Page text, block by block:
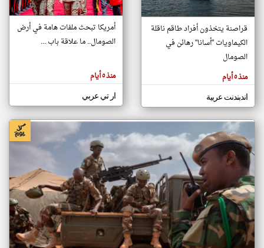
تغيير الدولة
اخبار الصومال على مدار الساعة
أهم اخبار الصومال العاجلة والمباشرة
المقالات
هنا عن
وجهة
كاتبيها.
قراصنة يتخذون أفراد طاقم ناقلة
الكيماويات "أسانا" رهائن في
الصومال
منذ ٥ أيام
اندبندنت عربية
أمريكا تبحث ملفات هامة في أرض
الصومال.. ما علاقة باب ...
منذ ٥ أيام
ار تي عربي
klyoum.com